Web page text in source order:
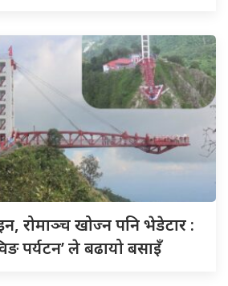
रोमाञ्च खोज्न पनि भेडेटार :
पर्यटन’ ले बढायो बसाइँ